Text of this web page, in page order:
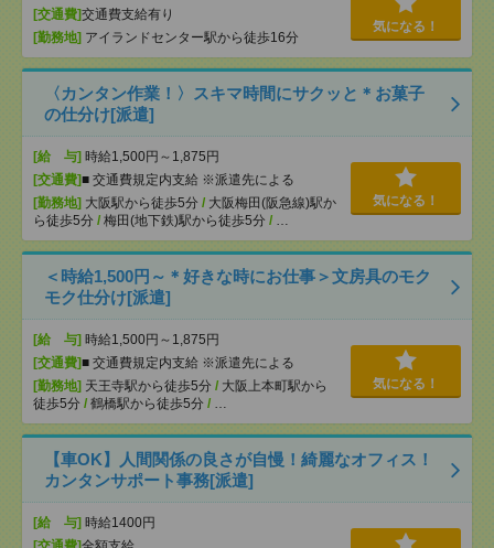
[交通費]交通費支給有り
[勤務地] アイランドセンター駅から徒歩16分
気になる！
〈カンタン作業！〉スキマ時間にサクッと＊お菓子
の仕分け[派遣]
[給 与] 時給1,500円～1,875円
[交通費]■ 交通費規定内支給 ※派遣先による
[勤務地] 大阪駅から徒歩5分 / 大阪梅田(阪急線)駅か
ら徒歩5分 / 梅田(地下鉄)駅から徒歩5分 / …
気になる！
＜時給1,500円～＊好きな時にお仕事＞文房具のモク
モク仕分け[派遣]
[給 与] 時給1,500円～1,875円
[交通費]■ 交通費規定内支給 ※派遣先による
[勤務地] 天王寺駅から徒歩5分 / 大阪上本町駅から
徒歩5分 / 鶴橋駅から徒歩5分 / …
気になる！
【車OK】人間関係の良さが自慢！綺麗なオフィス！
カンタンサポート事務[派遣]
[給 与] 時給1400円